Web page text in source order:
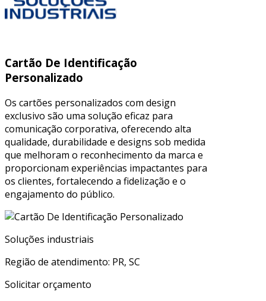
Cartão De Identificação
Personalizado
Os cartões personalizados com design
exclusivo são uma solução eficaz para
comunicação corporativa, oferecendo alta
qualidade, durabilidade e designs sob medida
que melhoram o reconhecimento da marca e
proporcionam experiências impactantes para
os clientes, fortalecendo a fidelização e o
engajamento do público.
Soluções industriais
Região de atendimento: PR, SC
Solicitar orçamento